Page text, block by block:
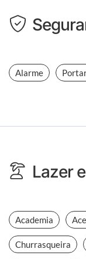
Alarme
Lazer
Academia
Churrasqueira